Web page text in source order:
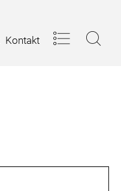
Kontakt